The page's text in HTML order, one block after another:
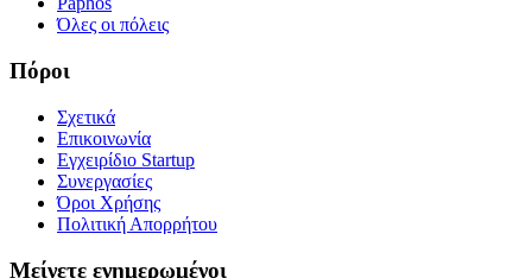
Όλες οι πόλεις
Πόροι
Σχετικά
Επικοινωνία
Εγχειρίδιο Startup
Συνεργασίες
Όροι Χρήσης
Πολιτική Απορρήτου
Μείνετε ενημερωμένοι